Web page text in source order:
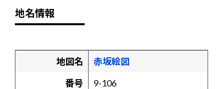
地名情報
地図名
赤坂絵図
番号
9-106